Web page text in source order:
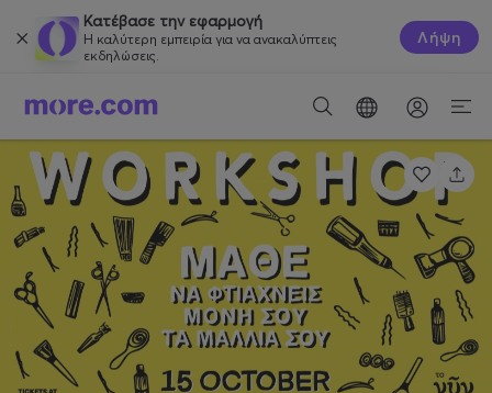
Κατέβασε την εφαρμογή
Η καλύτερη εμπειρία για να ανακαλύπτεις
εκδηλώσεις.
Λήψη